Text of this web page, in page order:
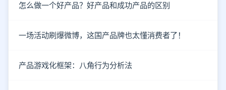
怎么做一个好产品？好产品和成功产品的区别
一场活动刷爆微博，这国产品牌也太懂消费者了！
产品游戏化框架：八角行为分析法